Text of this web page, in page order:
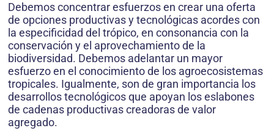
Debemos concentrar esfuerzos en crear una oferta
de opciones productivas y tecnológicas acordes con
la especificidad del trópico, en consonancia con la
conservación y el aprovechamiento de la
biodiversidad. Debemos adelantar un mayor
esfuerzo en el conocimiento de los agroecosistemas
tropicales. Igualmente, son de gran importancia los
desarrollos tecnológicos que apoyan los eslabones
de cadenas productivas creadoras de valor
agregado.